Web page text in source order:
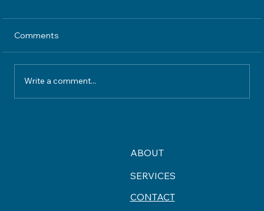
Comments
Write a comment...
ABOUT
SERVICES
CONTACT